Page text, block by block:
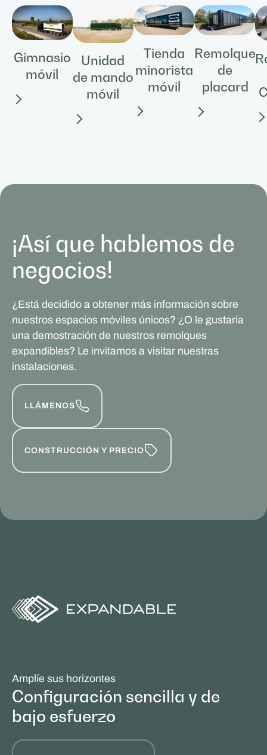
Gimnasio
móvil
Unidad
de mando
móvil
Tienda
minorista
móvil
Remolque
de
placard
¡Así que hablemos de
negocios!
¿Está decidido a obtener más información sobre
nuestros espacios móviles únicos? ¿O le gustaría
una demostración de nuestros remolques
expandibles? Le invitamos a visitar nuestras
instalaciones.
LLÁMENOS
CONSTRUCCIÓN Y PRECIO
Amplíe sus horizontes
Configuración sencilla y de
bajo esfuerzo